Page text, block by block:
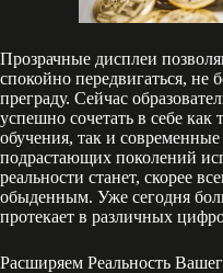
Прозрачные дисплеи
спокойно передвигаться, не
преграду. Сейчас
успешно сочетать в себе
обучения, так и
подрастающих поколений
реальности станет, скорее
обыденным. Уже сегодня
протекает в различных
Расширяем Реальность